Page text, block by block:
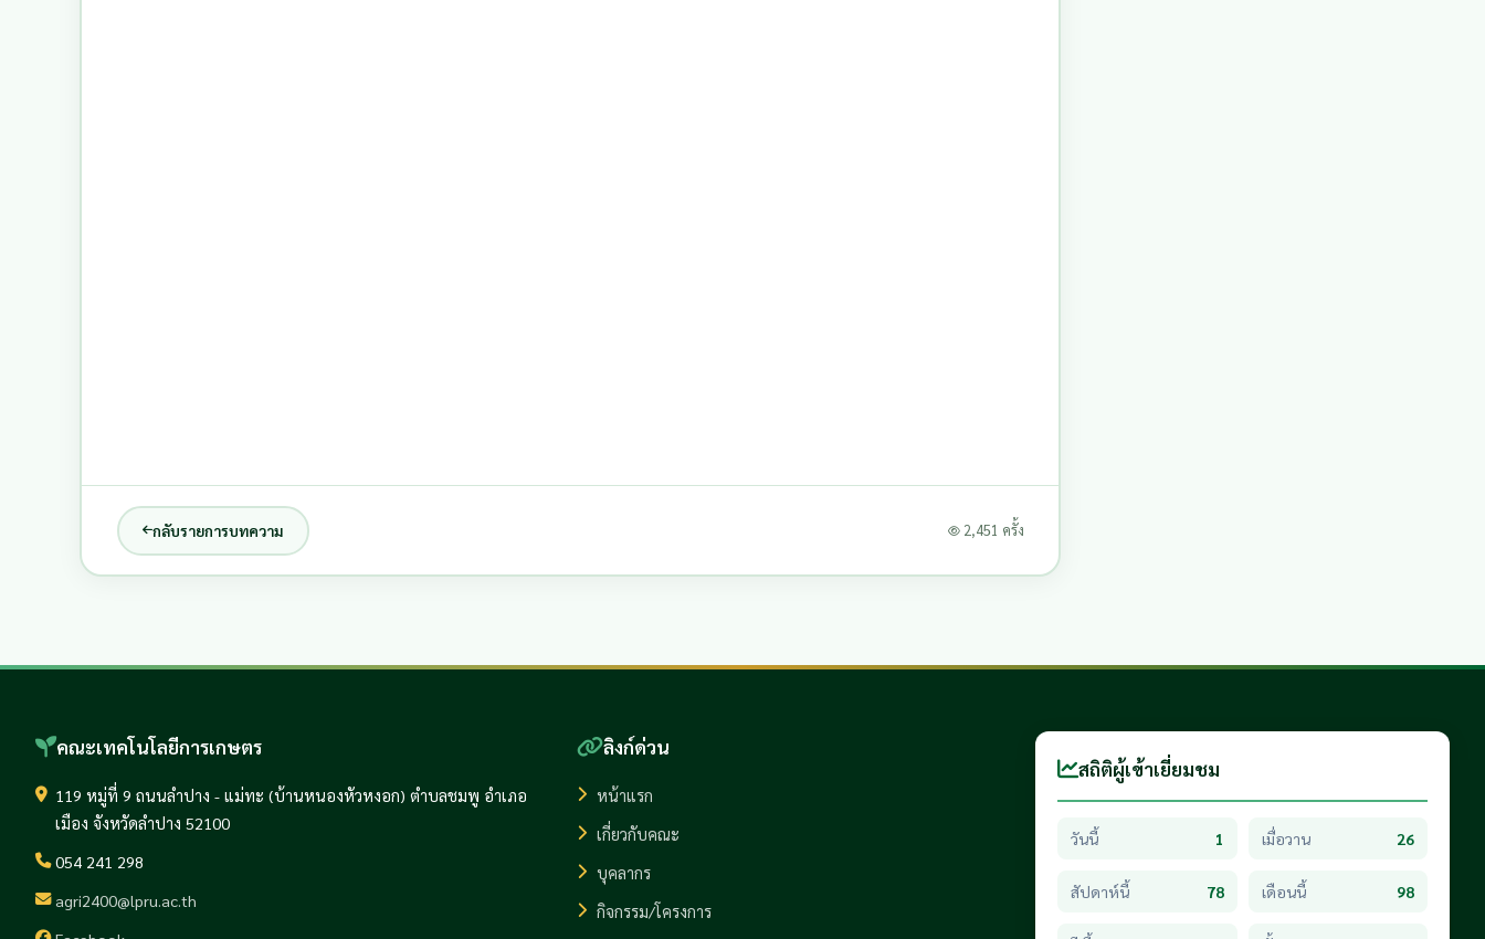
กลับรายการบทความ 2,451 ครั้ง
คณะเทคโนโลยีการเกษตร
119 หมู่ที่ 9 ถนนลำปาง - แม่ทะ (บ้านหนองหัวหงอก) ตำบลชมพู อำเภอ
เมือง จังหวัดลำปาง 52100
054 241 298
agri2400@lpru.ac.th
ลิงก์ด่วน
หน้าแรก
เกี่ยวกับคณะ
บุคลากร
กิจกรรม/โครงการ
สถิติผู้เข้าเยี่ยมชม
วันนี้ 1 เมื่อวาน 26
สัปดาห์นี้ 78 เดือนนี้ 98